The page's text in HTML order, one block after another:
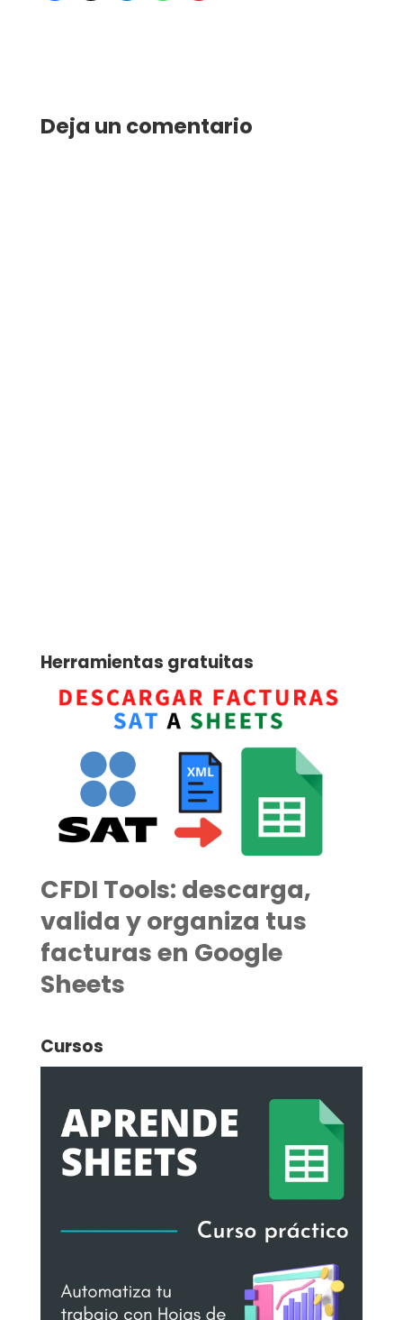
Deja un comentario
Herramientas gratuitas
CFDI Tools: descarga,
valida y organiza tus
facturas en Google
Sheets
Cursos